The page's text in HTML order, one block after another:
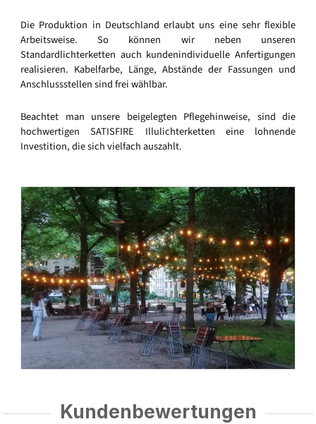
Die Produktion in Deutschland erlaubt uns eine sehr flexible
Arbeitsweise. So können wir neben unseren
Standardlichterketten auch kundenindividuelle Anfertigungen
realisieren. Kabelfarbe, Länge, Abstände der Fassungen und
Anschlussstellen sind frei wählbar.
Beachtet man unsere beigelegten Pflegehinweise, sind die
hochwertigen SATISFIRE Illulichterketten eine lohnende
Investition, die sich vielfach auszahlt.
Kundenbewertungen